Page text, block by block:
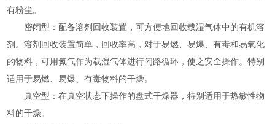
有粉尘。
密闭型：配备溶剂回收装置，可方便地回收载湿气体中的有机溶
剂。溶剂回收装置简单，回收率高，对于易燃、易爆、有毒和易氧化
的物料，可用氮气作为载湿气体进行闭路循环，使之安全操作。特别
适用于易燃、易爆、有毒物料的干燥。
真空型：在真空状态下操作的盘式干燥器，特别适用于热敏性物
料的干燥。